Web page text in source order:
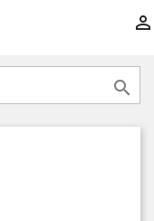

